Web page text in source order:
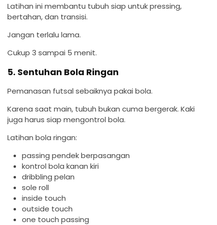
Latihan ini membantu tubuh siap untuk pressing,
bertahan, dan transisi.
Jangan terlalu lama.
Cukup 3 sampai 5 menit.
5. Sentuhan Bola Ringan
Pemanasan futsal sebaiknya pakai bola.
Karena saat main, tubuh bukan cuma bergerak. Kaki
juga harus siap mengontrol bola.
Latihan bola ringan:
passing pendek berpasangan
kontrol bola kanan kiri
dribbling pelan
sole roll
inside touch
outside touch
one touch passing